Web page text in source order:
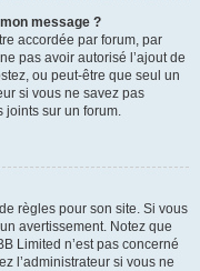
message ?
accordée par forum, par
pas avoir autorisé l’ajout de
ou peut-être que seul un
si vous ne savez pas
joints sur un forum.
règles pour son site. Si vous
avertissement. Notez que
Limited n’est pas concerné
l’administrateur si vous ne